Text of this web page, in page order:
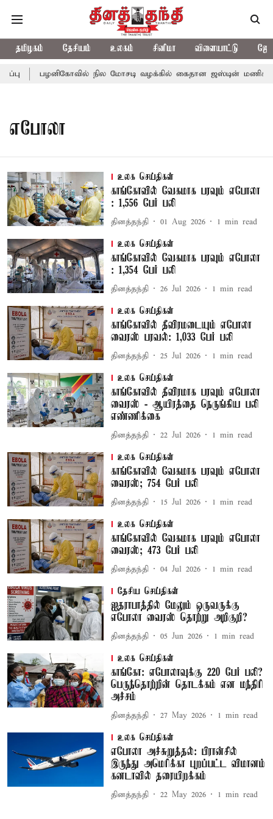
தமிழகம் தேசியம் உலகம் சினிமா விளையாட்டு
பழனிகோவில் நில மோசடி வழக்கில் கைதான ஜஸ்டின்
எபோலா
உலக செய்திகள்
காங்கோவில் வேகமாக பரவும் எபோலா
: 1,556 பேர் பலி
தினத்தந்தி 01 Aug 2026 1 min read
உலக செய்திகள்
காங்கோவில் வேகமாக பரவும் எபோலா
: 1,354 பேர் பலி
தினத்தந்தி 26 Jul 2026 1 min read
உலக செய்திகள்
காங்கோவில் தீவிரமடையும் எபோலா
வைரஸ் பரவல்: 1,033 பேர் பலி
தினத்தந்தி 25 Jul 2026 1 min read
உலக செய்திகள்
காங்கோவில் தீவிரமாக பரவும் எபோலா
வைரஸ் - ஆயிரத்தை நெருங்கிய பலி
எண்ணிக்கை
தினத்தந்தி 22 Jul 2026 1 min read
உலக செய்திகள்
காங்கோவில் வேகமாக பரவும் எபோலா
வைரஸ்; 754 பேர் பலி
தினத்தந்தி 15 Jul 2026 1 min read
உலக செய்திகள்
காங்கோவில் வேகமாக பரவும் எபோலா
வைரஸ்; 473 பேர் பலி
தினத்தந்தி 04 Jul 2026 1 min read
தேசிய செய்திகள்
ஐதராபாத்தில் மேலும் ஒருவருக்கு
எபோலா வைரஸ் தொற்று அறிகுறி?
தினத்தந்தி 05 Jun 2026 1 min read
உலக செய்திகள்
காங்கோ: எபோலாவுக்கு 220 பேர் பலி?
பெருந்தொற்றின் தொடக்கம் என மந்திரி
அச்சம்
தினத்தந்தி 27 May 2026 1 min read
உலக செய்திகள்
எபோலா அச்சுறுத்தல்: பிரான்சில்
இருந்து அமெரிக்கா புறப்பட்ட விமானம்
கனடாவில் தரையிறக்கம்
தினத்தந்தி 22 May 2026 1 min read